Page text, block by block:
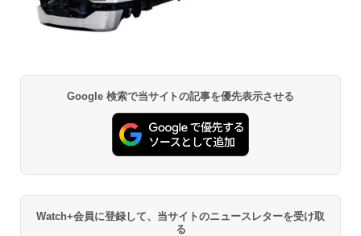
Google 検索で当サイトの記事を優先表示させる
Watch+会員に登録して、当サイトのニュースレターを受け取
る